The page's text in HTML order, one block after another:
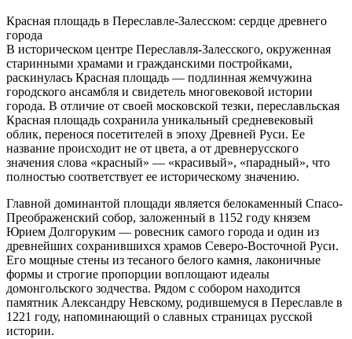
Красная площадь в Переславле-Залесском: сердце древнего
города
В историческом центре Переславля-Залесского, окруженная
старинными храмами и гражданскими постройками,
раскинулась Красная площадь — подлинная жемчужина
городского ансамбля и свидетель многовековой истории
города. В отличие от своей московской тезки, переславльская
Красная площадь сохранила уникальный средневековый
облик, перенося посетителей в эпоху Древней Руси. Ее
название происходит не от цвета, а от древнерусского
значения слова «красный» — «красивый», «парадный», что
полностью соответствует ее историческому значению.
Главной доминантой площади является белокаменный Спасо-
Преображенский собор, заложенный в 1152 году князем
Юрием Долгоруким — ровесник самого города и один из
древнейших сохранившихся храмов Северо-Восточной Руси.
Его мощные стены из тесаного белого камня, лаконичные
формы и строгие пропорции воплощают идеалы
домонгольского зодчества. Рядом с собором находится
памятник Александру Невскому, родившемуся в Переславле в
1221 году, напоминающий о славных страницах русской
истории.